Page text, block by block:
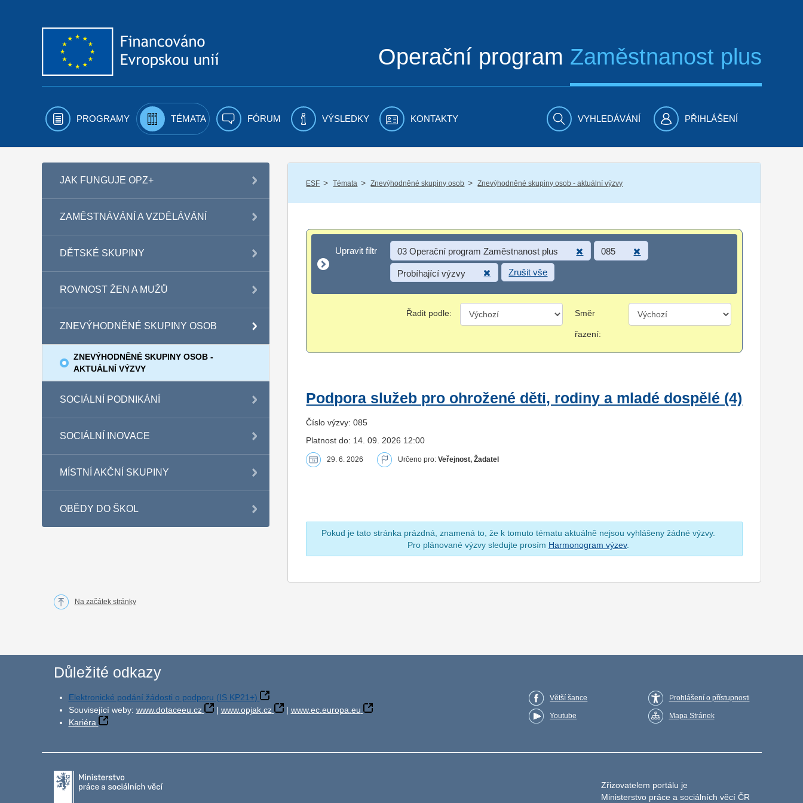
Operační program Zaměstnanost plus
PROGRAMY TÉMATA FÓRUM VÝSLEDKY KONTAKTY VYHLEDÁVÁNÍ PŘIHLÁŠENÍ
JAK FUNGUJE OPZ+
ZAMĚSTNÁVÁNÍ A VZDĚLÁVÁNÍ
DĚTSKÉ SKUPINY
ROVNOST ŽEN A MUŽŮ
ZNEVÝHODNĚNÉ SKUPINY OSOB
ZNEVÝHODNĚNÉ SKUPINY OSOB -
AKTUÁLNÍ VÝZVY
SOCIÁLNÍ PODNIKÁNÍ
SOCIÁLNÍ INOVACE
MÍSTNÍ AKČNÍ SKUPINY
OBĚDY DO ŠKOL
ESF / Témata / Znevýhodněné skupiny osob / Znevýhodněné skupiny osob - aktuální výzvy
Upravit filtr
Upravit filtr 03 Operační program Zaměstnanost plus 085
Probíhající výzvy Zrušit vše
Řadit podle: Směr
řazení:
Podpora služeb pro ohrožené děti, rodiny a mladé dospělé (4)
Číslo výzvy: 085
Platnost do: 14. 09. 2026 12:00
29. 6. 2026 Určeno pro:Veřejnost, Žadatel
Pokud je tato stránka prázdná, znamená to, že k tomuto tématu aktuálně nejsou vyhlášeny žádné výzvy.
Pro plánované výzvy sledujte prosím Harmonogram výzev.
Na začátek stránky
Důležité odkazy
Elektronické podání žádosti o podporu (IS KP21+)
Související weby: www.dotaceeu.cz | www.opjak.cz | www.ec.europa.eu
Kariéra
Větší šance
Youtube
Prohlášení o přístupnosti
Mapa Stránek
Zřizovatelem portálu je
Ministerstvo práce a sociálních věcí ČR